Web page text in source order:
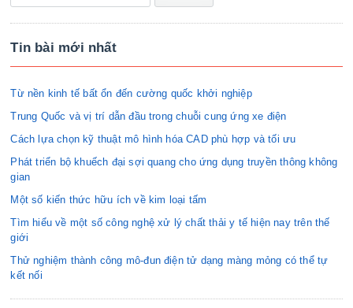
Tin bài mới nhất
Từ nền kinh tế bất ổn đến cường quốc khởi nghiệp
Trung Quốc và vị trí dẫn đầu trong chuỗi cung ứng xe điện
Cách lựa chọn kỹ thuật mô hình hóa CAD phù hợp và tối ưu
Phát triển bộ khuếch đại sợi quang cho ứng dụng truyền thông không
gian
Một số kiến thức hữu ích về kim loại tấm
Tìm hiểu về một số công nghệ xử lý chất thải y tế hiện nay trên thế
giới
Thử nghiệm thành công mô-đun điện tử dạng màng mỏng có thể tự
kết nối